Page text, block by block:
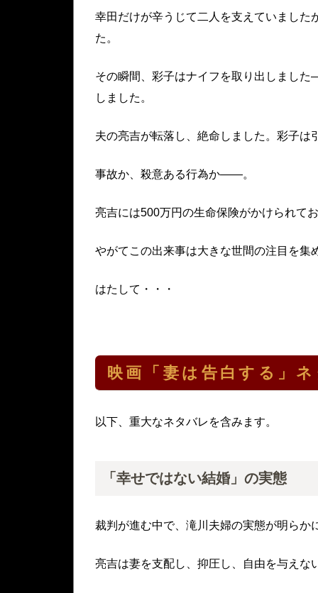
幸田だけが辛うじて二人を支えていました
た。
その瞬間、彩子はナイフを取り出しまし
しました。
夫の亮吉が転落し、絶命しました。彩子は
事故か、殺意ある行為か——。
亮吉には500万円の生命保険がかけられて
やがてこの出来事は大きな世間の注目を集
はたして・・・
映画「妻は告白する」
以下、重大なネタバレを含みます。
「幸せではない結婚」の実態
裁判が進む中で、滝川夫婦の実態が明らか
亮吉は妻を支配し、抑圧し、自由を与えな